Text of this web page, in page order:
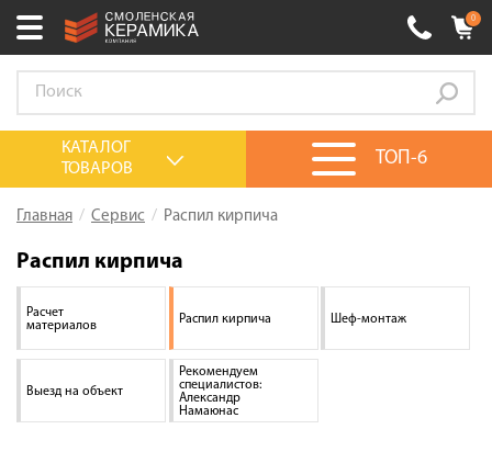
Выберите ваш город:
+7 (4812) 548-777
0 товаров на сумму0.00руб.
Акции
О компании
Калькулятор
0
ТОП-6
КАТАЛОГ
ТОВАРОВ
Главная Сервис Распил кирпича
Распил кирпича
Расчет
материалов
Распил кирпича Шеф-монтаж
Выезд на объект
Рекомендуем
специалистов:
Александр
Намаюнас